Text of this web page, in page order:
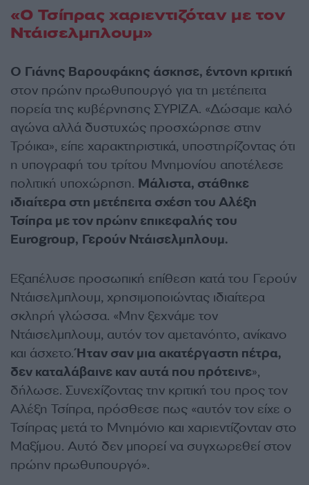
«Ο Τσίπρας χαριεντιζόταν με τον
Ντάισελμπλουμ»
Ο Γιάνης Βαρουφάκης άσκησε, έντονη κριτική
στον πρώην πρωθυπουργό για τη μετέπειτα
πορεία της κυβέρνησης ΣΥΡΙΖΑ. «Δώσαμε καλό
αγώνα αλλά δυστυχώς προσχώρησε στην
Τρόικα», είπε χαρακτηριστικά, υποστηρίζοντας ότι
η υπογραφή του τρίτου Μνημονίου αποτέλεσε
πολιτική υποχώρηση. Μάλιστα, στάθηκε
ιδιαίτερα στη μετέπειτα σχέση του Αλέξη
Τσίπρα με τον πρώην επικεφαλής του
Eurogroup, Γερούν Ντάισελμπλουμ.
Εξαπέλυσε προσωπική επίθεση κατά του Γερούν
Ντάισελμπλουμ, χρησιμοποιώντας ιδιαίτερα
σκληρή γλώσσα. «Μην ξεχνάμε τον
Ντάισελμπλουμ, αυτόν τον αμετανόητο, ανίκανο
και άσχετο.Ήταν σαν μια ακατέργαστη πέτρα,
δεν καταλάβαινε καν αυτά που πρότεινε»,
δήλωσε. Συνεχίζοντας την κριτική του προς τον
Αλέξη Τσίπρα, πρόσθεσε πως «αυτόν τον είχε ο
Τσίπρας μετά το Μνημόνιο και χαριεντίζονταν στο
Μαξίμου. Αυτό δεν μπορεί να συγχωρεθεί στον
πρώην πρωθυπουργό».